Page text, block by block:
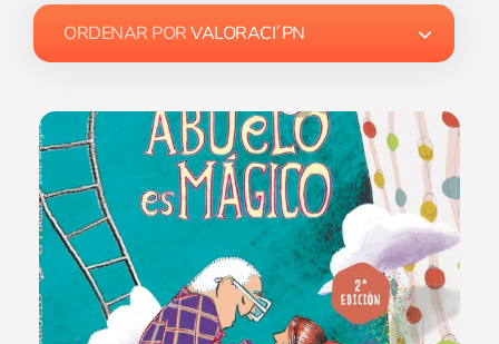
ORDENAR PORVALORACI´PN